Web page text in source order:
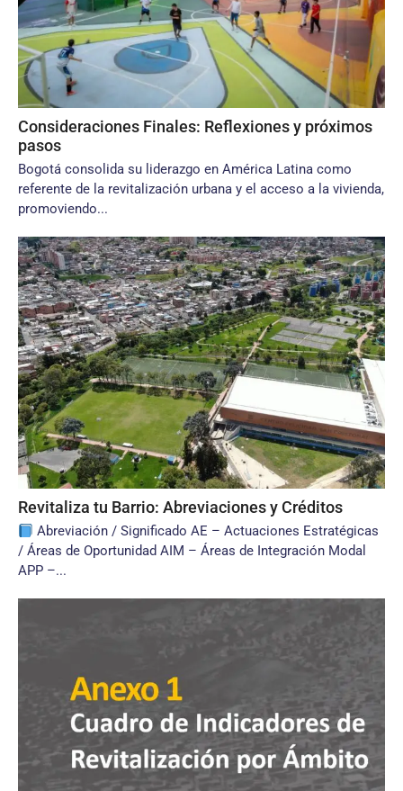
Consideraciones Finales: Reflexiones y próximos
pasos
Bogotá consolida su liderazgo en América Latina como
referente de la revitalización urbana y el acceso a la vivienda,
promoviendo...
Revitaliza tu Barrio: Abreviaciones y Créditos
Abreviación / Significado AE – Actuaciones Estratégicas
/ Áreas de Oportunidad AIM – Áreas de Integración Modal
APP –...